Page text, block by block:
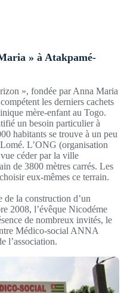
» à Atakpamé-
», fondée par Anna Maria
les derniers cachets
mère-enfant au Togo.
un besoin particulier à
habitants se trouve à un peu
L’ONG (organisation
céder par la ville
de 3800 mètres carrés. Les
eux-mêmes ce terrain.
la construction d’un
2008, l’évêque Nicodéme
de nombreux invités, le
Médico-social ANNA
l’association.